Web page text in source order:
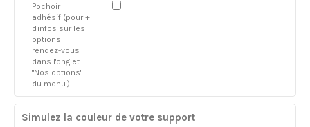
Pochoir
adhésif (pour +
d'infos sur les
options
rendez-vous
dans l'onglet
"Nos options"
du menu.)
Simulez la couleur de votre support